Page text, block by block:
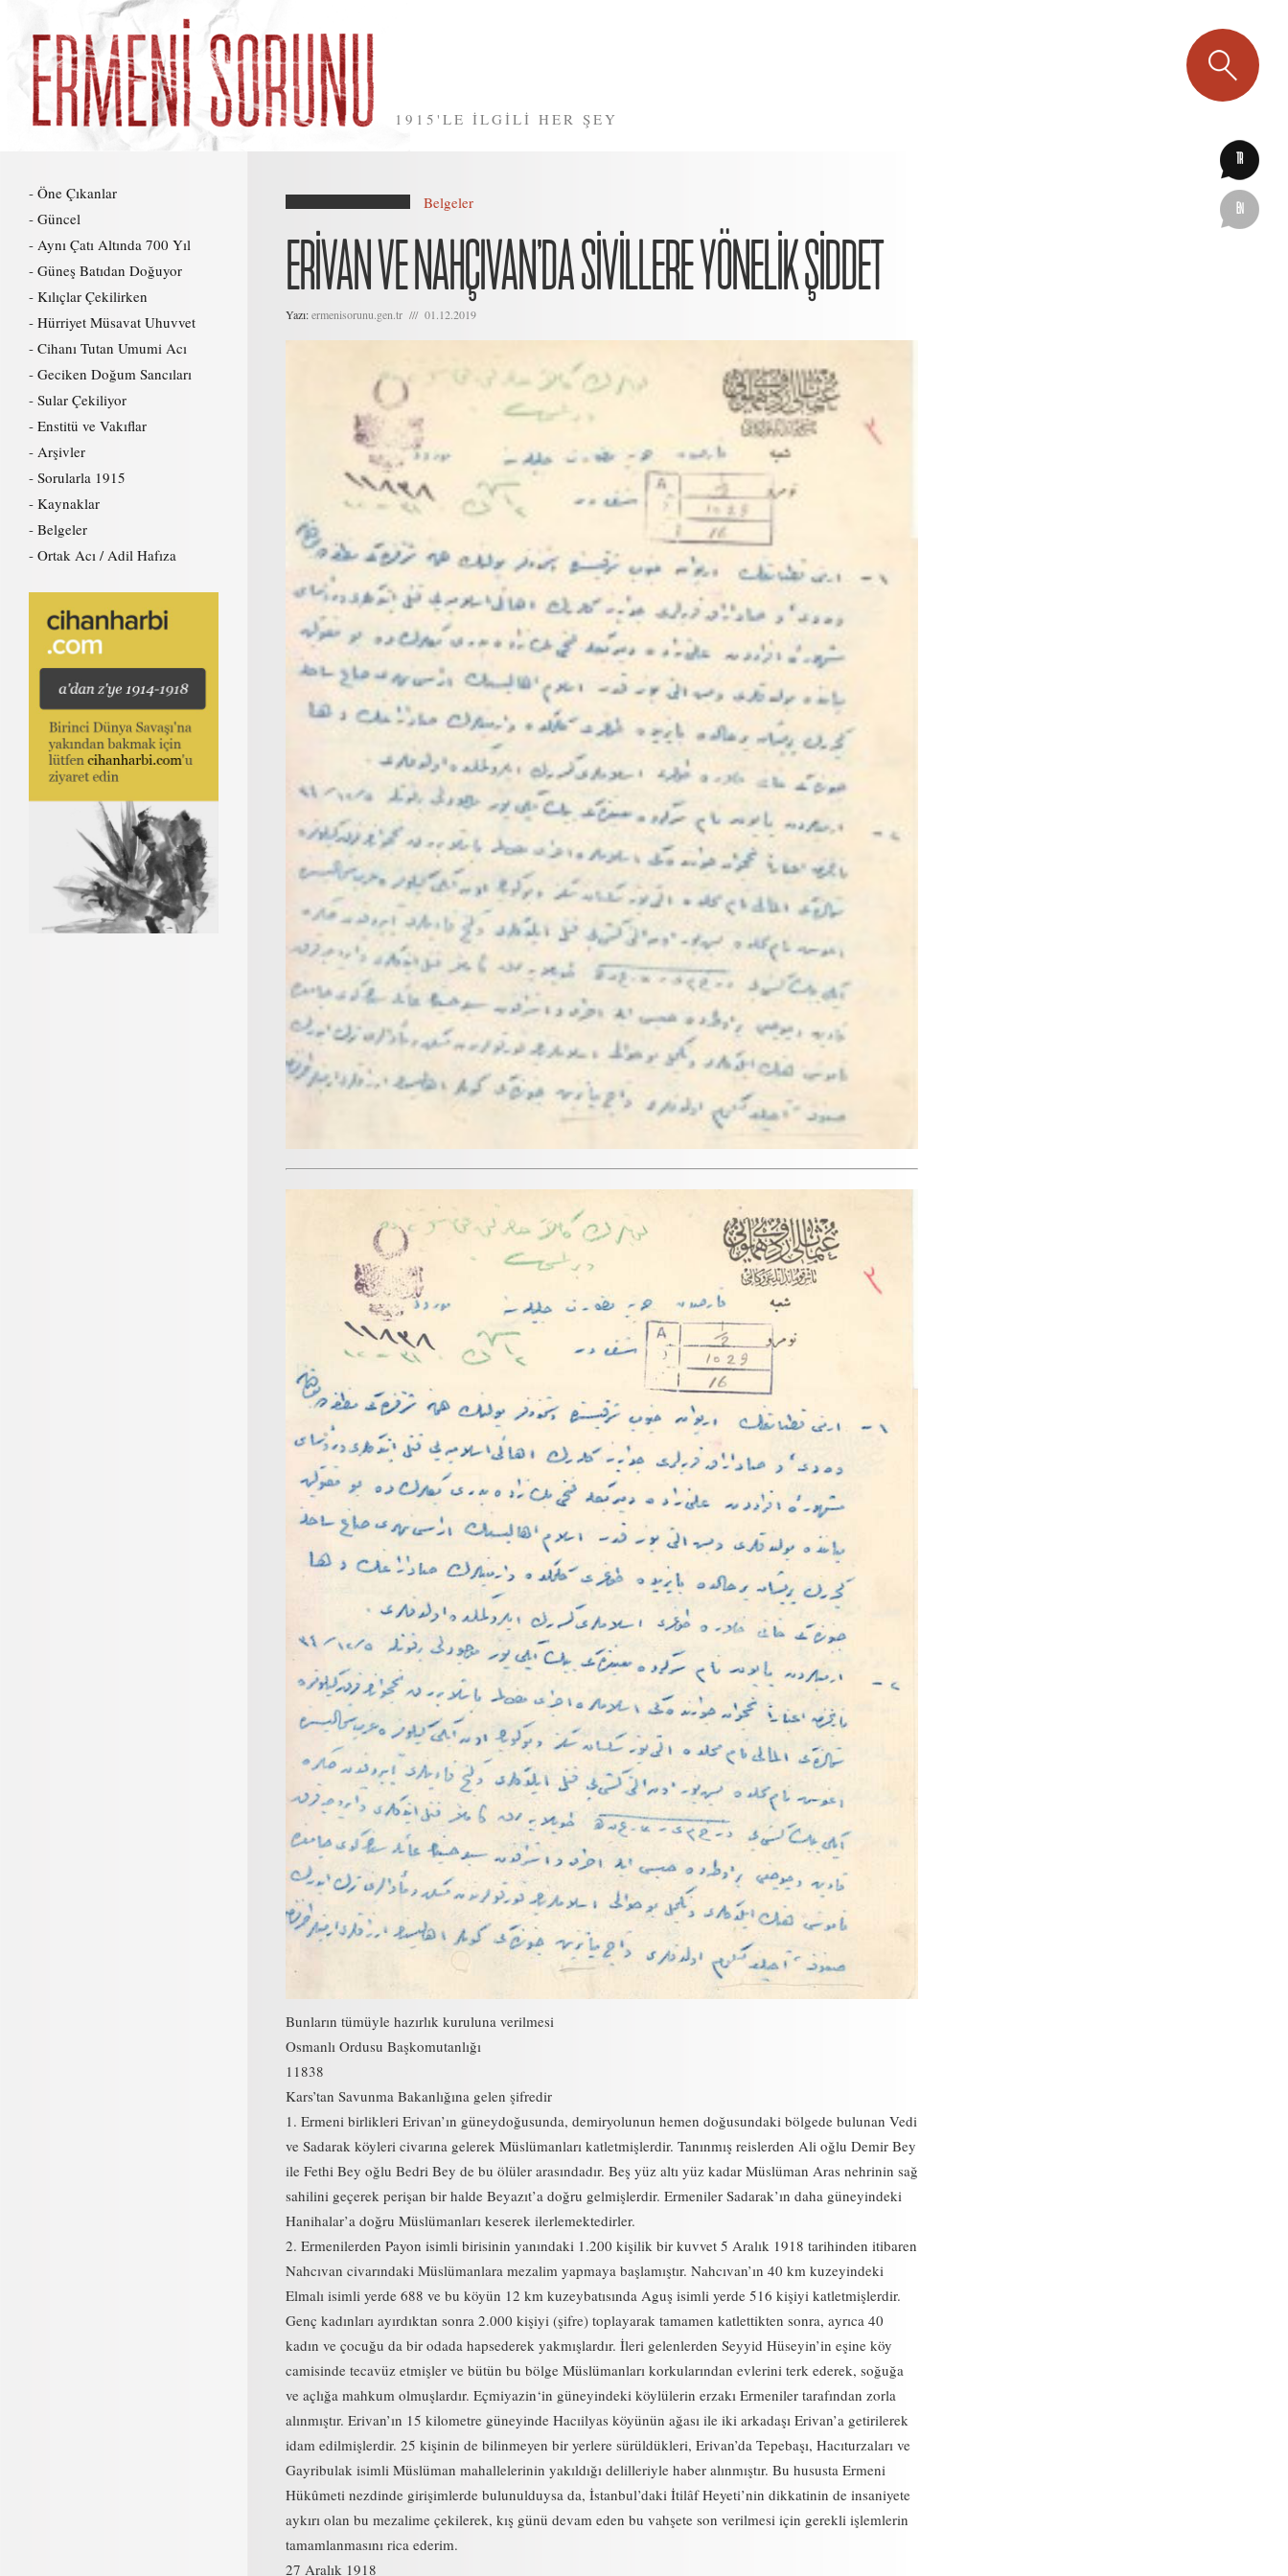
1915'LE İLGİLİ HER ŞEY
TR
EN
Öne Çıkanlar
Güncel
Aynı Çatı Altında 700 Yıl
Güneş Batıdan Doğuyor
Kılıçlar Çekilirken
Hürriyet Müsavat Uhuvvet
Cihanı Tutan Umumi Acı
Geciken Doğum Sancıları
Sular Çekiliyor
Enstitü ve Vakıflar
Arşivler
Sorularla 1915
Kaynaklar
Belgeler
Ortak Acı / Adil Hafıza
Belgeler
ERİVAN VE NAHÇIVAN’DA SİVİLLERE YÖNELİK ŞİDDET
Yazı:ermenisorunu.gen.tr /// 01.12.2019
Bunların tümüyle hazırlık kuruluna verilmesi
Osmanlı Ordusu Başkomutanlığı
11838
Kars’tan Savunma Bakanlığına gelen şifredir
1. Ermeni birlikleri Erivan’ın güneydoğusunda, demiryolunun hemen doğusundaki bölgede bulunan Vedi
ve Sadarak köyleri civarına gelerek Müslümanları katletmişlerdir. Tanınmış reislerden Ali oğlu Demir Bey
ile Fethi Bey oğlu Bedri Bey de bu ölüler arasındadır. Beş yüz altı yüz kadar Müslüman Aras nehrinin sağ
sahilini geçerek perişan bir halde Beyazıt’a doğru gelmişlerdir. Ermeniler Sadarak’ın daha güneyindeki
Hanihalar’a doğru Müslümanları keserek ilerlemektedirler.
2. Ermenilerden Payon isimli birisinin yanındaki 1.200 kişilik bir kuvvet 5 Aralık 1918 tarihinden itibaren
Nahcıvan civarındaki Müslümanlara mezalim yapmaya başlamıştır. Nahcıvan’ın 40 km kuzeyindeki
Elmalı isimli yerde 688 ve bu köyün 12 km kuzeybatısında Aguş isimli yerde 516 kişiyi katletmişlerdir.
Genç kadınları ayırdıktan sonra 2.000 kişiyi (şifre) toplayarak tamamen katlettikten sonra, ayrıca 40
kadın ve çocuğu da bir odada hapsederek yakmışlardır. İleri gelenlerden Seyyid Hüseyin’in eşine köy
camisinde tecavüz etmişler ve bütün bu bölge Müslümanları korkularından evlerini terk ederek, soğuğa
ve açlığa mahkum olmuşlardır. Eçmiyazin‘in güneyindeki köylülerin erzakı Ermeniler tarafından zorla
alınmıştır. Erivan’ın 15 kilometre güneyinde Hacıilyas köyünün ağası ile iki arkadaşı Erivan’a getirilerek
idam edilmişlerdir. 25 kişinin de bilinmeyen bir yerlere sürüldükleri, Erivan’da Tepebaşı, Hacıturzaları ve
Gayribulak isimli Müslüman mahallelerinin yakıldığı delilleriyle haber alınmıştır. Bu hususta Ermeni
Hükûmeti nezdinde girişimlerde bulunulduysa da, İstanbul’daki İtilâf Heyeti’nin dikkatinin de insaniyete
aykırı olan bu mezalime çekilerek, kış günü devam eden bu vahşete son verilmesi için gerekli işlemlerin
tamamlanmasını rica ederim.
27 Aralık 1918